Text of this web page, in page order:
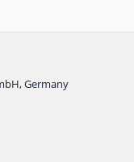
Germany